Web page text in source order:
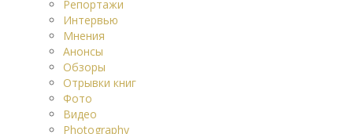
Репортажи
Интервью
Мнения
Анонсы
Обзоры
Отрывки книг
Фото
Видео
Photography